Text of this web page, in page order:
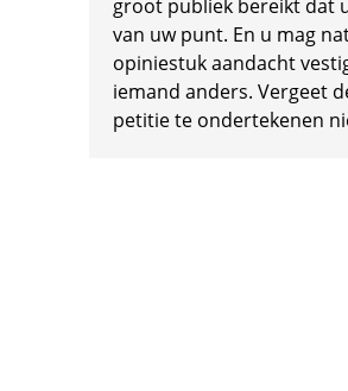
groot publiek bereikt dat
van uw punt. En u mag
opiniestuk aandacht
iemand anders. Vergeet
petitie te ondertekenen